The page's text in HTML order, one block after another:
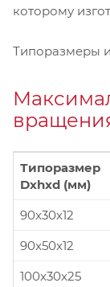
которому
Типоразмеры
Типоразмер
Dxhxd (мм)
90x30x12
90x50x12
100x30x25